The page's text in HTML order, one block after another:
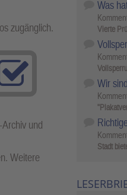
zugänglich.
und
Weitere
Was
Vierte
Wir
Stadt